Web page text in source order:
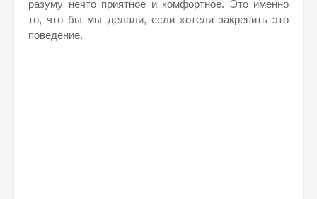
разуму нечто приятное и комфортное. Это именно
то, что бы мы делали, если хотели закрепить это
поведение.